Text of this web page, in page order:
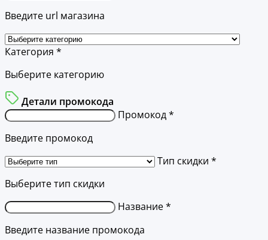
Введите url магазина
Категория *
Выберите категорию
Детали промокода
Промокод *
Введите промокод
Тип скидки *
Выберите тип скидки
Название *
Введите название промокода